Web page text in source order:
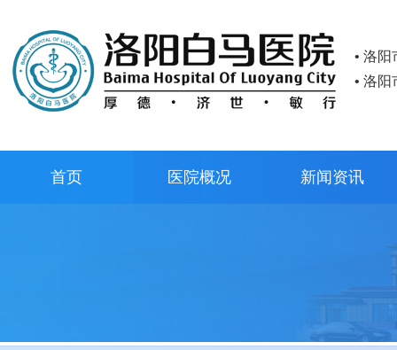
• 洛
• 洛
首页 医院概况 新闻资讯